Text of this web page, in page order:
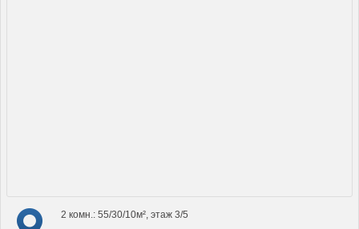
2 комн.: 55/30/10м², этаж 3/5